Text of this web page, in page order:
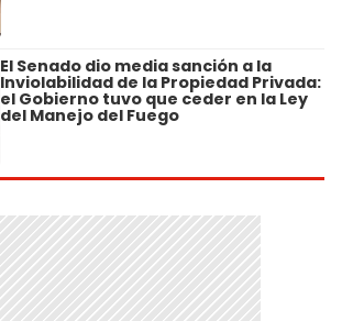
El Senado dio media sanción a la
Inviolabilidad de la Propiedad Privada:
el Gobierno tuvo que ceder en la Ley
del Manejo del Fuego